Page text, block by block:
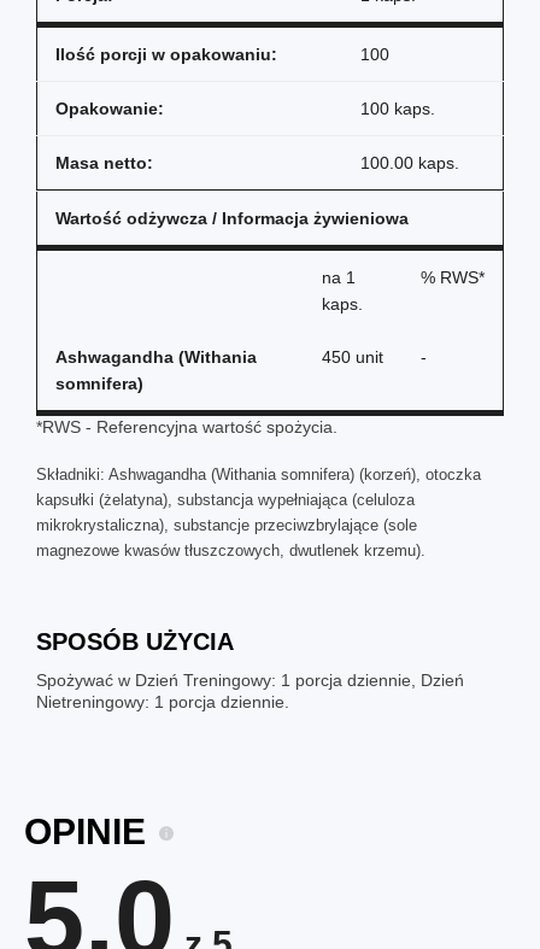
Ilość porcji w opakowaniu: 100
Opakowanie: 100 kaps.
Masa netto: 100.00 kaps.
Wartość odżywcza / Informacja żywieniowa
na 1
kaps.
% RWS*
Ashwagandha (Withania
somnifera)
450 unit -
*RWS - Referencyjna wartość spożycia.
Składniki: Ashwagandha (Withania somnifera) (korzeń), otoczka
kapsułki (żelatyna), substancja wypełniająca (celuloza
mikrokrystaliczna), substancje przeciwzbrylające (sole
magnezowe kwasów tłuszczowych, dwutlenek krzemu).
SPOSÓB UŻYCIA
Spożywać w Dzień Treningowy: 1 porcja dziennie, Dzień
Nietreningowy: 1 porcja dziennie.
OPINIE
5.0